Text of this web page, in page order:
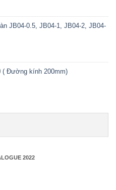
JB04-0.5, JB04-1, JB04-2, JB04-
( Đường kính 200mm)
2022